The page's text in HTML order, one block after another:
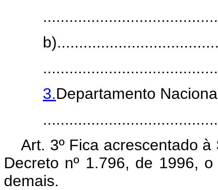
3.Departamento
Art. 3º Fica acrescentado
Decreto nº 1.796, de 1996,
demais.